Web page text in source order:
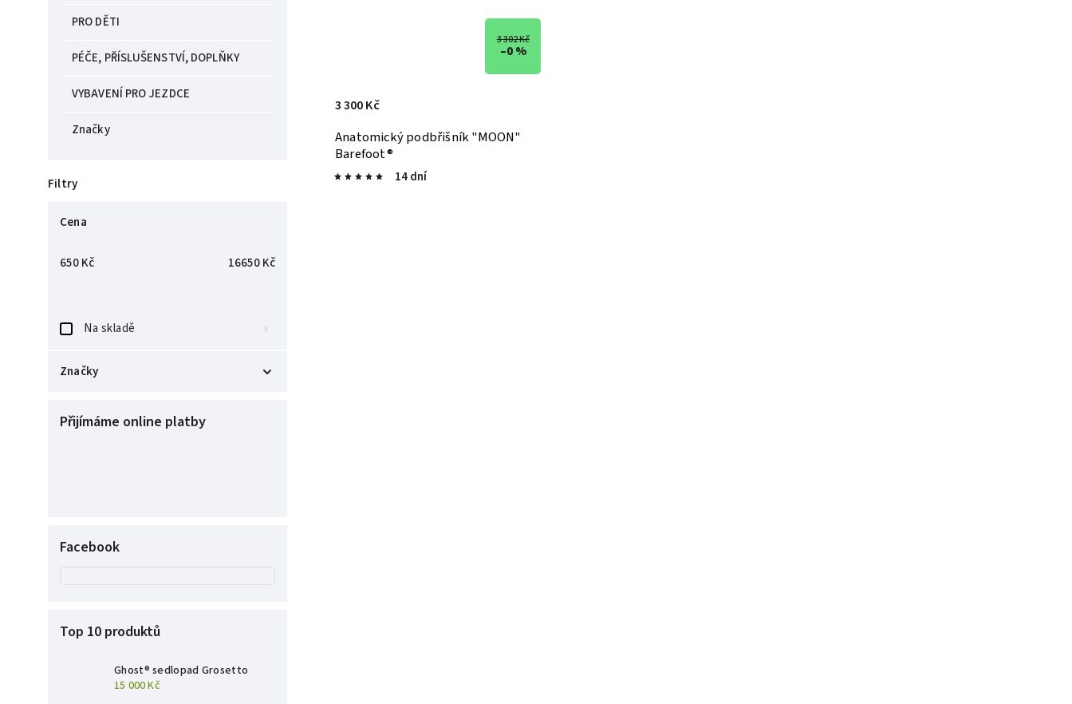
PRO DĚTI
PÉČE, PŘÍSLUŠENSTVÍ, DOPLŇKY
VYBAVENÍ PRO JEZDCE
Značky
Filtry
Cena
650Kč 16650Kč
Na skladě 3
Značky
Přijímáme online platby
Facebook
Top 10 produktů
Ghost® sedlopad Grosetto
15 000 Kč
3 302 Kč
–0 %
Anatomický podbřišník "MOON"
Barefoot®
14 dní
3 300 Kč